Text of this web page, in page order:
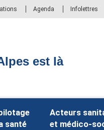
Agenda Infolettres
est là
santé
Acteurs
et médico-